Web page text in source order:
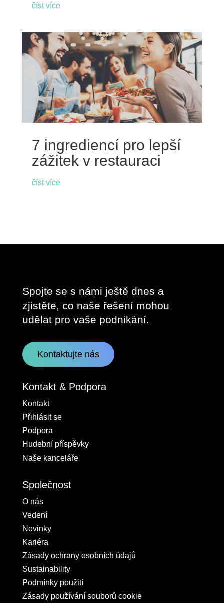
číst více
7 ingrediencí pro lepší
zážitek v restauraci
číst více
Spojte se s námi ještě dnes a
zjistěte, co naše řešení mohou
udělat pro vaše podnikání.
Kontaktujte nás
Kontakt & Podpora
Kontakt
Přihlásit se
Podpora
Hudební příspěvky
Naše kanceláře
Společnost
O nás
Vedení
Novinky
Kariéra
Zásady ochrany osobních údajů
Sustainability
Podmínky použití
Zásady používání souborů cookie